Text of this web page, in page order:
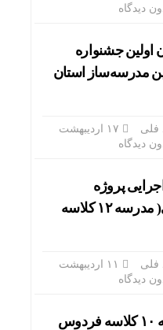
دیدگاه
اولین جشنواره
مدرسه‌ساز استان
فلی
دیدگاه
پروژه
ریاست‌جمهوری( مدرسه ۱۲ کلاسه
فلی
دیدگاه
افتتاح مدرسه ۱۰ کلاسه فردوس